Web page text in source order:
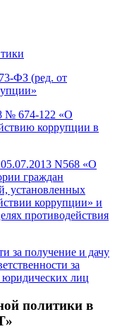
ФЗ (ред. от
»
№ 674-122 «О
коррупции в
N568 «О
граждан
установленных
коррупции» и
противодействия
за получение и дачу
за
юридических лиц
политики в